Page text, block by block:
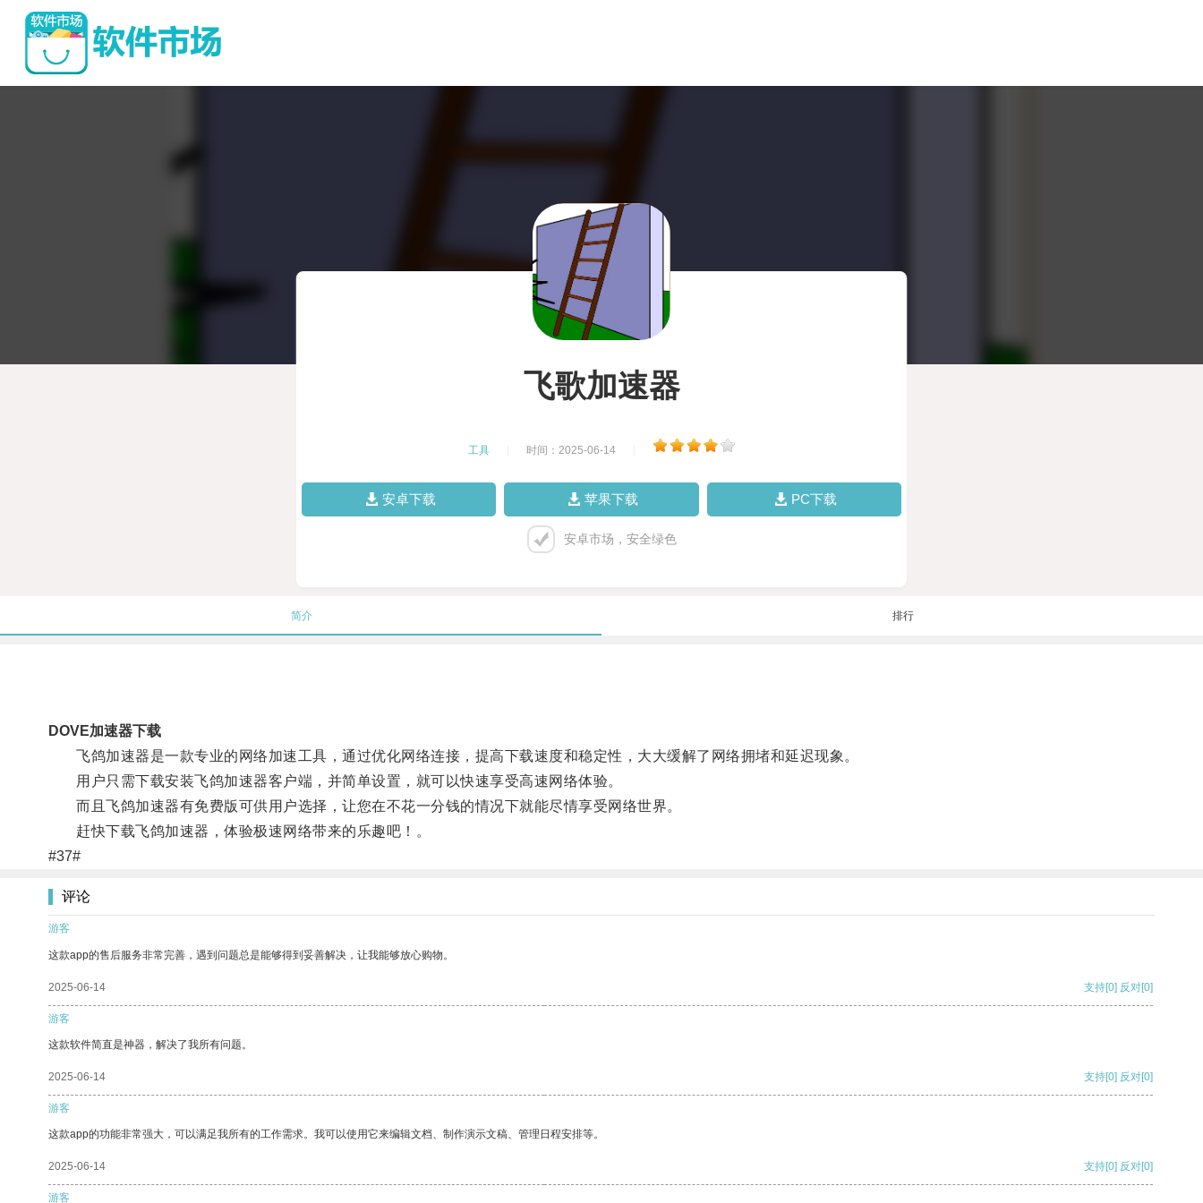
飞歌加速器
工具 时间：2025-06-14
安卓下载 苹果下载 PC下载
安卓市场，安全绿色
简介 排行
DOVE加速器下载
飞鸽加速器是一款专业的网络加速工具，通过优化网络连接，提高下载速度和稳定性，大大缓解了网络拥堵和延迟现象。
用户只需下载安装飞鸽加速器客户端，并简单设置，就可以快速享受高速网络体验。
而且飞鸽加速器有免费版可供用户选择，让您在不花一分钱的情况下就能尽情享受网络世界。
赶快下载飞鸽加速器，体验极速网络带来的乐趣吧！。
#37#
评论
游客
这款app的售后服务非常完善，遇到问题总是能够得到妥善解决，让我能够放心购物。
2025-06-14 支持[0] 反对[0]
游客
这款软件简直是神器，解决了我所有问题。
2025-06-14 支持[0] 反对[0]
游客
这款app的功能非常强大，可以满足我所有的工作需求。我可以使用它来编辑文档、制作演示文稿、管理日程安排等。
2025-06-14 支持[0] 反对[0]
游客